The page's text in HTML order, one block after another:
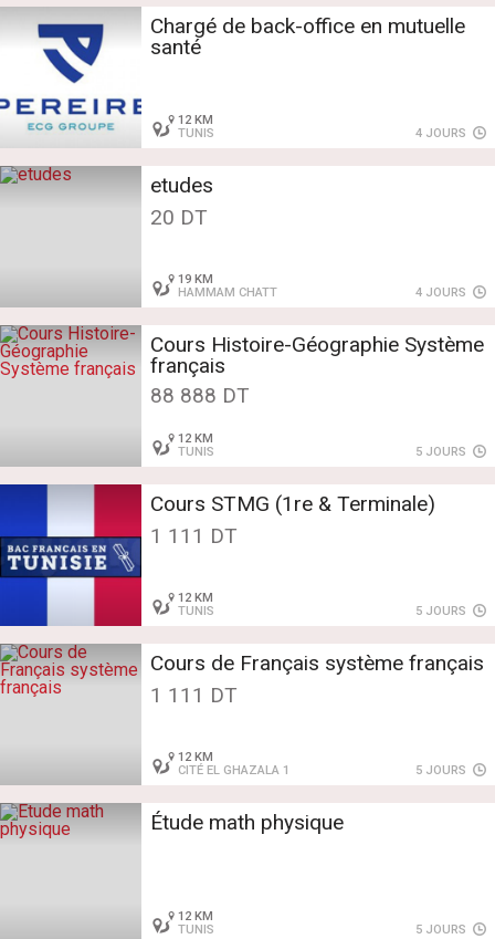
Chargé de back-office en mutuelle
santé
12 KM
TUNIS
4 JOURS
etudes
20 DT
19 KM
HAMMAM CHATT
4 JOURS
Cours Histoire-Géographie Système
français
88 888 DT
12 KM
TUNIS
5 JOURS
Cours STMG (1re & Terminale)
1 111 DT
12 KM
TUNIS
5 JOURS
Cours de Français système français
1 111 DT
12 KM
CITÉ EL GHAZALA 1
5 JOURS
Étude math physique
12 KM
TUNIS
5 JOURS